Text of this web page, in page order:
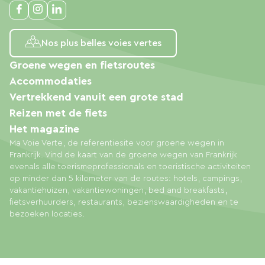
Nos plus belles voies vertes
Ma Voie Verte, de referentiesite voor groene wegen in
Frankrijk. Vind de kaart van de groene wegen van Frankrijk
evenals alle toerismeprofessionals en toeristische activiteiten
op minder dan 5 kilometer van de routes: hotels, campings,
vakantiehuizen, vakantiewoningen, bed and breakfasts,
fietsverhuurders, restaurants, bezienswaardigheden en te
bezoeken locaties.
Groene wegen en fietsroutes
Accommodaties
Vertrekkend vanuit een grote stad
Reizen met de fiets
Het magazine